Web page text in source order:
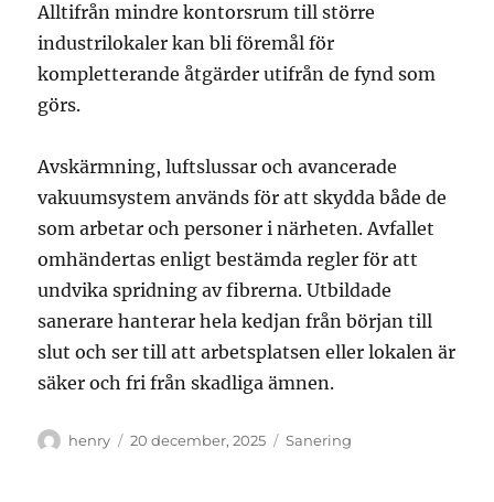
Alltifrån mindre kontorsrum till större
industrilokaler kan bli föremål för
kompletterande åtgärder utifrån de fynd som
görs.
Avskärmning, luftslussar och avancerade
vakuumsystem används för att skydda både de
som arbetar och personer i närheten. Avfallet
omhändertas enligt bestämda regler för att
undvika spridning av fibrerna. Utbildade
sanerare hanterar hela kedjan från början till
slut och ser till att arbetsplatsen eller lokalen är
säker och fri från skadliga ämnen.
Författare
henry
Publicerat
20 december, 2025 Kategorier
Sanering